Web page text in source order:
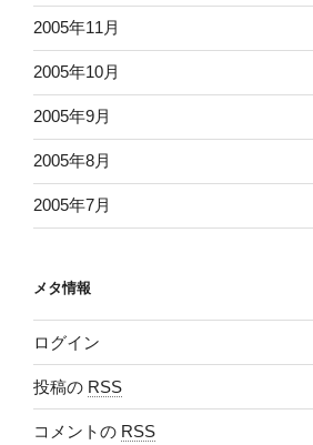
2005年11月
2005年10月
2005年9月
2005年8月
2005年7月
メタ情報
ログイン
投稿の RSS
コメントの RSS